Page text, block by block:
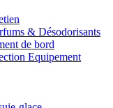
& Désodorisants
de bord
Equipement